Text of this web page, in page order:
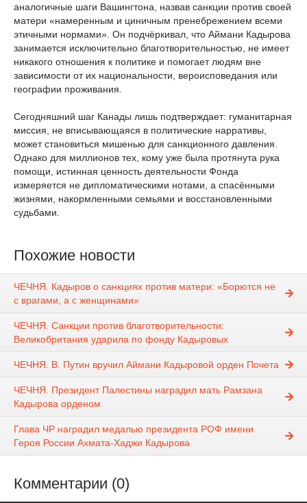
аналогичные шаги Вашингтона, назвав санкции против своей
матери «намеренным и циничным пренебрежением всеми
этичными нормами». Он подчёркивал, что Аймани Кадырова
занимается исключительно благотворительностью, не имеет
никакого отношения к политике и помогает людям вне
зависимости от их национальности, вероисповедания или
географии проживания.
Сегодняшний шаг Канады лишь подтверждает: гуманитарная
миссия, не вписывающаяся в политические нарративы,
может становиться мишенью для санкционного давления.
Однако для миллионов тех, кому уже была протянута рука
помощи, истинная ценность деятельности Фонда
измеряется не дипломатическими нотами, а спасёнными
жизнями, накормленными семьями и восстановленными
судьбами.
Похожие новости
ЧЕЧНЯ. Кадыров о санкциях против матери: «Борются не
с врагами, а с женщинами»
ЧЕЧНЯ. Санкции против благотворительности:
Великобритания ударила по фонду Кадыровых
ЧЕЧНЯ. В. Путин вручил Аймани Кадыровой орден Почета
ЧЕЧНЯ. Президент Палестины наградил мать Рамзана
Кадырова орденом
Глава ЧР наградил медалью президента РОФ имени
Героя России Ахмата-Хаджи Кадырова
Комментарии (0)